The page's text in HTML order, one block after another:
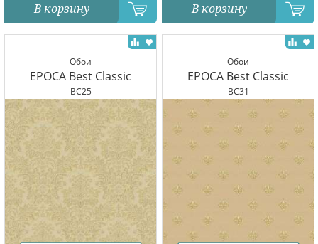
В корзину В корзину
Обои
EPOCA Best Classic
BC25
Обои
EPOCA Best Classic
BC31